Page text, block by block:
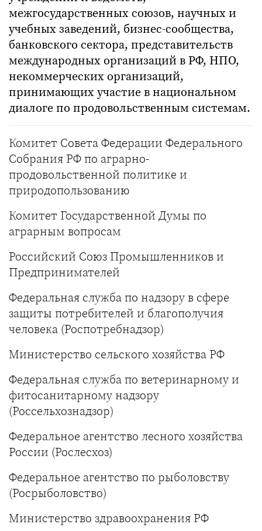
межгосударственных союзов, научных и
учебных заведений, бизнес-сообщества,
банковского сектора, представительств
международных организаций в РФ, НПО,
некоммерческих организаций,
принимающих участие в национальном
диалоге по продовольственным системам.
Комитет Совета Федерации Федерального
Собрания РФ по аграрно-
продовольственной политике и
природопользованию
Комитет Государственной Думы по
аграрным вопросам
Российский Союз Промышленников и
Предпринимателей
Федеральная служба по надзору в сфере
защиты потребителей и благополучия
человека (Роспотребнадзор)
Министерство сельского хозяйства РФ
Федеральная служба по ветеринарному и
фитосанитарному надзору
(Россельхознадзор)
Федеральное агентство лесного хозяйства
России (Рослесхоз)
Федеральное агентство по рыболовству
(Росрыболовство)
Министерство здравоохранения РФ